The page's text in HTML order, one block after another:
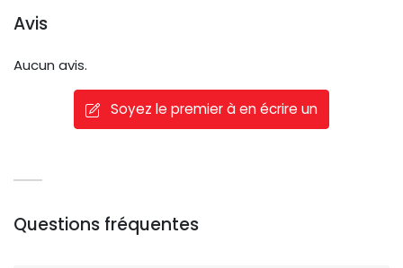
Avis
Aucun avis.
Soyez le premier à en écrire un
Questions fréquentes